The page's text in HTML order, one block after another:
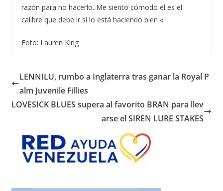
razón para no hacerlo. Me siento cómodo él es el
calibre que debe ir si lo está haciendo bien «.
Foto: Lauren King
LENNILU, rumbo a Inglaterra tras ganar la Royal P
alm Juvenile Fillies
LOVESICK BLUES supera al favorito BRAN para llev
arse el SIREN LURE STAKES